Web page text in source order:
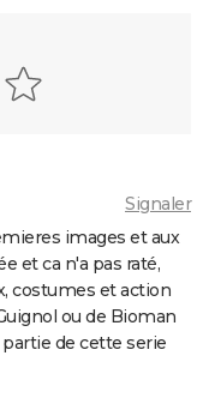
Disney !
Johnny Depp
?
avis, bande-
le tournage a
pourquoi la
?
Signaler
images et aux
et ca n'a pas raté,
costumes et action
ou de Bioman
de cette serie